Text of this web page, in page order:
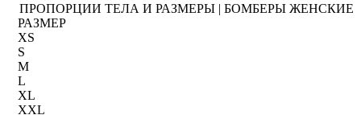
ПРОПОРЦИИ ТЕЛА И РАЗМЕРЫ | БОМБЕРЫ ЖЕНСКИЕ
РАЗМЕР
XS
S
M
L
XL
XXL